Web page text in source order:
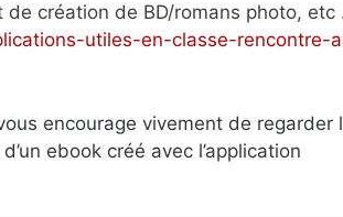
création de BD/romans photo, etc
utiles-en-classe-rencontre-
encourage vivement de regarder
ebook créé avec l’application